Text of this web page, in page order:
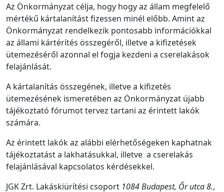
Az Önkormányzat célja, hogy hogy az állam megfelelő
mértékű kártalanítást fizessen minél előbb. Amint az
Önkormányzat rendelkezik pontosabb információkkal
az állami kártérítés összegéről, illetve a kifizetések
ütemezéséről azonnal el fogja kezdeni a cserelakások
felajánlását.
A kártalanítás összegének, illetve a kifizetés
ütemezésének ismeretében az Önkormányzat újabb
tájékoztató fórumot tervez tartani az érintett lakók
számára.
Az érintett lakók az alábbi elérhetőségeken kaphatnak
tájékoztatást a lakhatásukkal, illetve a cserelakás
felajánlásával kapcsolatos kérdésekkel.
JGK Zrt. Lakáskiürítési csoport 1084 Budapest, Őr utca 8.,